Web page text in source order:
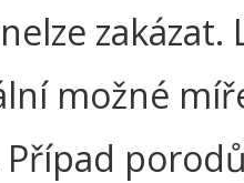
zakázat.
možné